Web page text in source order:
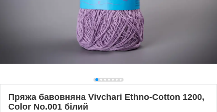
Пряжа бавовняна Vivchari Ethno-Сotton 1200,
Color No.001 білий